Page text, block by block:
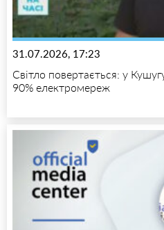
31.07.2026, 17:23
Світло повертається: у
90% електромереж